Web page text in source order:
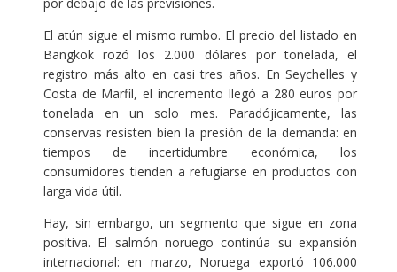
El atún sigue el mismo rumbo. El precio del listado en
Bangkok rozó los 2.000 dólares por tonelada, el
registro más alto en casi tres años. En Seychelles y
Costa de Marfil, el incremento llegó a 280 euros por
tonelada en un solo mes. Paradójicamente, las
conservas resisten bien la presión de la demanda: en
tiempos de incertidumbre económica, los
consumidores tienden a refugiarse en productos con
larga vida útil.
Hay, sin embargo, un segmento que sigue en zona
positiva. El salmón noruego continúa su expansión
internacional: en marzo, Noruega exportó 106.000